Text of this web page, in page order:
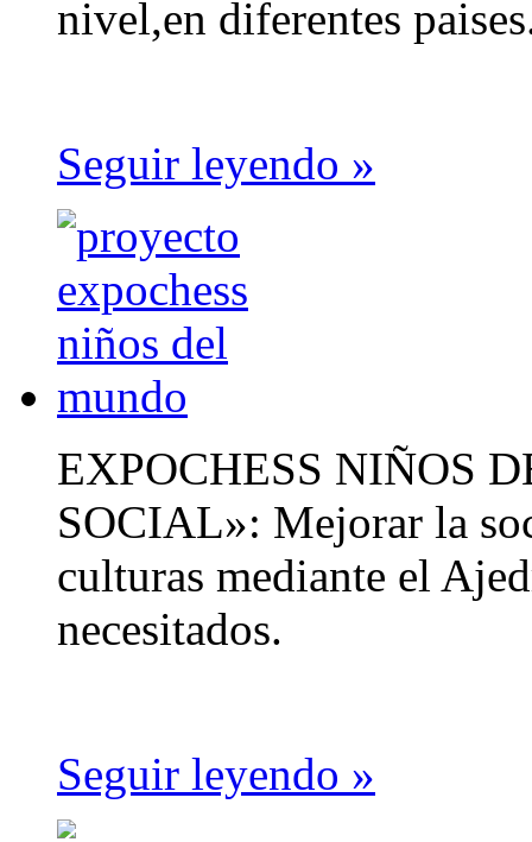
nivel,en diferentes
Seguir leyendo »
EXPOCHESS NIÑOS
SOCIAL»: Mejorar la
culturas mediante el
necesitados.
Seguir leyendo »